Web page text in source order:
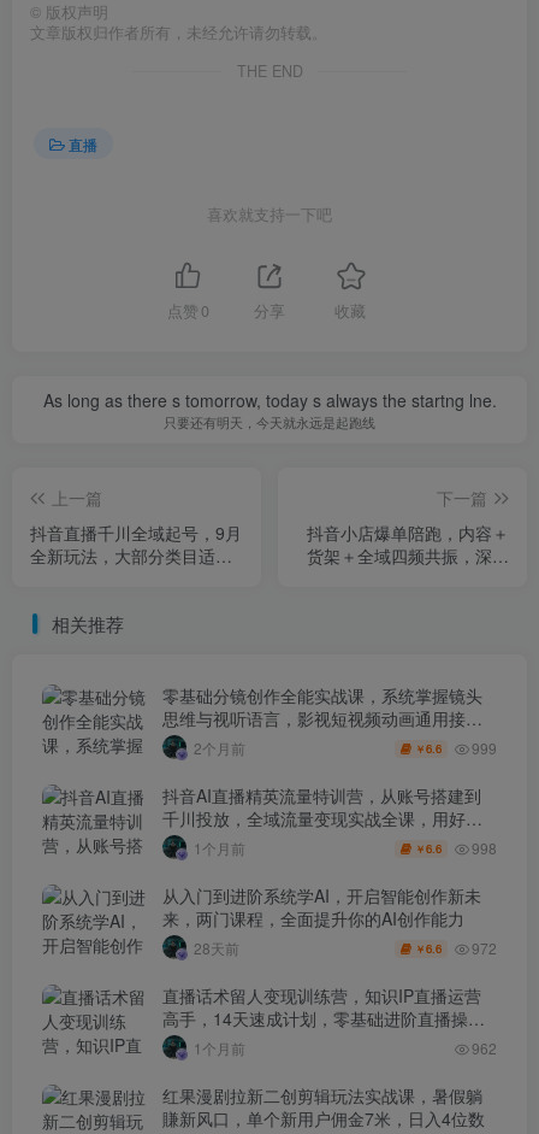
© 版权声明
文章版权归作者所有，未经允许请勿转载。
THE END
直播
喜欢就支持一下吧
点赞 0 分享 收藏
As long as there s tomorrow, today s always the startng lne.
只要还有明天，今天就永远是起跑线
上一篇
抖音直播千川全域起号，9月
全新玩法，大部分类目适
下一篇
抖音小店爆单陪跑，内容＋
货架＋全域四频共振，深度
相关推荐
零基础分镜创作全能实战课，系统掌握镜头
思维与视听语言，影视短视频动画通用接单
技能2个月前 ￥6.6 999
抖音AI直播精英流量特训营，从账号搭建到
千川投放，全域流量变现实战全课，用好工
具让賺钱更简单
1个月前 ￥6.6 998
从入门到进阶系统学AI，开启智能创作新未
来，两门课程，全面提升你的AI创作能力
28天前 ￥6.6 972
直播话术留人变现训练营，知识IP直播运营
高手，14天速成计划，零基础进阶直播操盘
手
1个月前 962
红果漫剧拉新二创剪辑玩法实战课，暑假躺
賺新风口，单个新用户佣金7米，日入4位数